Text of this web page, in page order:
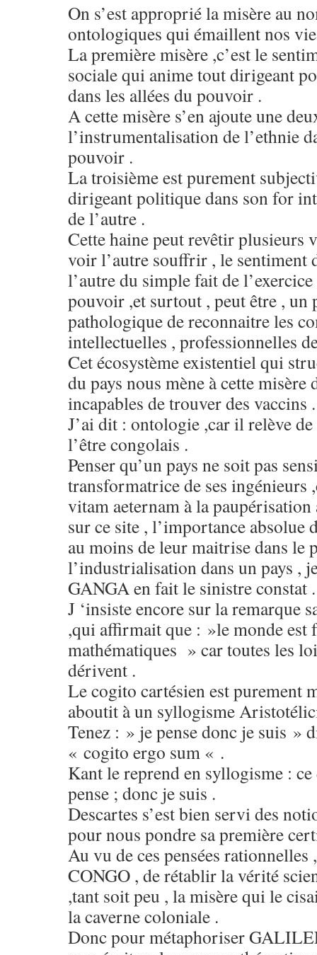
On s’est approprié la misère au
ontologiques qui émaillent nos
La première misère ,c’est le
sociale qui anime tout dirigeant
dans les allées du pouvoir .
A cette misère s’en ajoute une
l’instrumentalisation de l’ethnie
pouvoir .
La troisième est purement
dirigeant politique dans son for
de l’autre .
Cette haine peut revêtir plusieurs
voir l’autre souffrir , le sentiment
l’autre du simple fait de
pouvoir ,et surtout , peut être , un
pathologique de reconnaitre les
intellectuelles , professionnelles
Cet écosystème existentiel qui
du pays nous mène à cette misère
incapables de trouver des vaccins .
J’ai dit : ontologie ,car il relève
l’être congolais .
Penser qu’un pays ne soit pas
transformatrice de ses ingénieurs
vitam aeternam à la paupérisation
sur ce site , l’importance absolue
au moins de leur maitrise dans le
l’industrialisation dans un pays ,
GANGA en fait le sinistre constat .
J ‘insiste encore sur la remarque
,qui affirmait que : »le monde est
mathématiques » car toutes les
dérivent .
Le cogito cartésien est purement
aboutit à un syllogisme
Tenez : » je pense donc je suis »
« cogito ergo sum « .
Kant le reprend en syllogisme :
pense ; donc je suis .
Descartes s’est bien servi des
pour nous pondre sa première
Au vu de ces pensées
CONGO , de rétablir la vérité
,tant soit peu , la misère qui le
la caverne coloniale .
Donc pour métaphoriser